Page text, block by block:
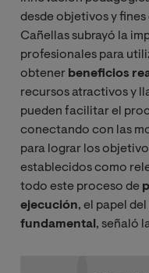
desde objetivos y
Cañellas subrayó la
profesionales para
obtener beneficios
recursos atractivos y
pueden facilitar el
conectando con las
para lograr los
establecidos como
todo este proceso de
ejecución, el papel del
fundamental , señaló